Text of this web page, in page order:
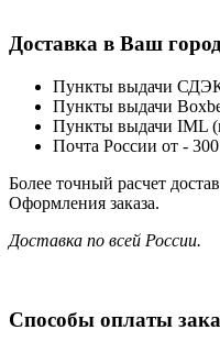
Доставка в Ваш
Пункты выдачи
Пункты выдачи
Пункты выдачи IML
Почта России от -
Более точный расчет
Оформления заказа.
Доставка по всей России.
Способы оплаты